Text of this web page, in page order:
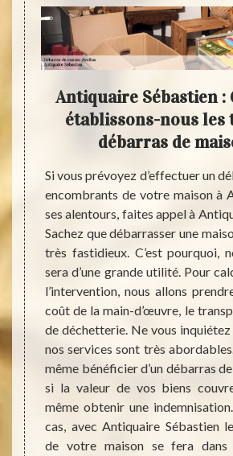
et
de
plus
vous
les
de
Antiquaire Sébastien :
établissons-nous les
débarras de
Si vous prévoyez d’effectuer un
encombrants de votre maison à
ses alentours, faites appel à
Sachez que débarrasser une
très fastidieux. C’est pourquoi,
sera d’une grande utilité. Pour
l’intervention, nous allons
coût de la main-d’œuvre, le
de déchetterie. Ne vous inquiétez
nos services sont très
même bénéficier d’un débarras
si la valeur de vos biens
même obtenir une
cas, avec Antiquaire Sébastien
de votre maison se fera dans